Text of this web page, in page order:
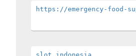
https://emergency-food-